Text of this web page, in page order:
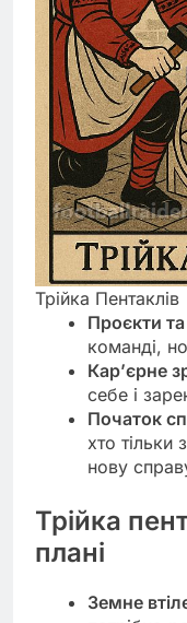
Трійка Пентаклів
Проєкти
команді,
Кар’єрне
себе і
Початок
хто тільки
нову
Трійка
плані
Земне